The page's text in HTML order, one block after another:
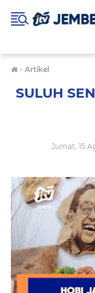
› Artikel
SULUH
Jumat, 15